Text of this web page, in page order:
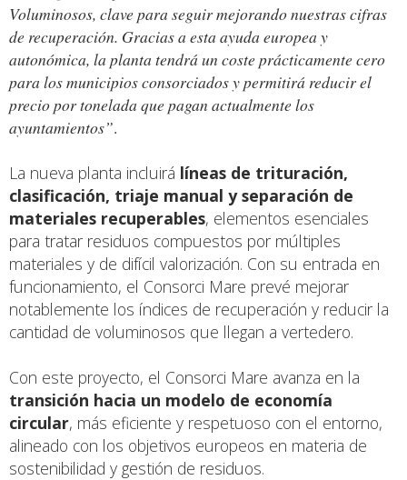
Voluminosos, clave para seguir mejorando nuestras cifras
de recuperación. Gracias a esta ayuda europea y
autonómica, la planta tendrá un coste prácticamente cero
para los municipios consorciados y permitirá reducir el
precio por tonelada que pagan actualmente los
ayuntamientos”.
La nueva planta incluirá líneas de trituración,
clasificación, triaje manual y separación de
materiales recuperables, elementos esenciales
para tratar residuos compuestos por múltiples
materiales y de difícil valorización. Con su entrada en
funcionamiento, el Consorci Mare prevé mejorar
notablemente los índices de recuperación y reducir la
cantidad de voluminosos que llegan a vertedero.
Con este proyecto, el Consorci Mare avanza en la
transición hacia un modelo de economía
circular, más eficiente y respetuoso con el entorno,
alineado con los objetivos europeos en materia de
sostenibilidad y gestión de residuos.